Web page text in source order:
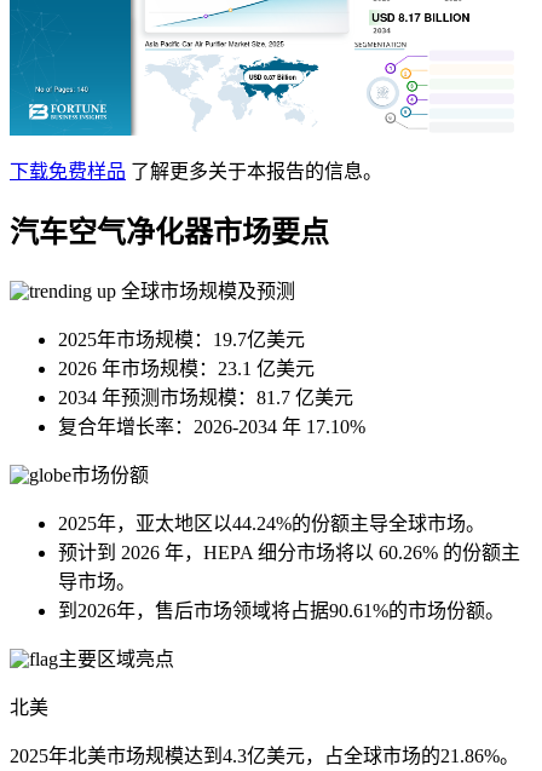
下载免费样品 了解更多关于本报告的信息。
汽车空气净化器市场要点
全球市场规模及预测
2025年市场规模：19.7亿美元
2026 年市场规模：23.1 亿美元
2034 年预测市场规模：81.7 亿美元
复合年增长率：2026-2034 年 17.10%
市场份额
2025年，亚太地区以44.24%的份额主导全球市场。
预计到 2026 年，HEPA 细分市场将以 60.26% 的份额主
导市场。
到2026年，售后市场领域将占据90.61%的市场份额。
主要区域亮点
北美
2025年北美市场规模达到4.3亿美元，占全球市场的21.86%。